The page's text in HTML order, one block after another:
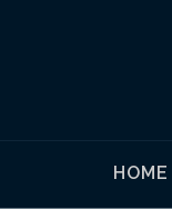
HOME